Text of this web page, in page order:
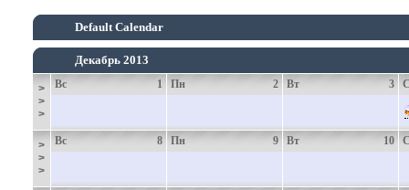
Default Calendar
Декабрь 2013
>
>
>
1
Вс 2
Пн 3
Вт
>
>
>
8
Вс 9
Пн 10
Вт